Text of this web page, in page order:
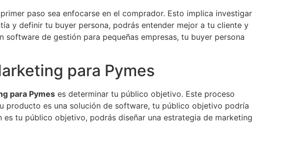
paso sea enfocarse en el comprador. Esto implica investigar
y definir tu buyer persona, podrás entender mejor a tu cliente y
de gestión para pequeñas empresas, tu buyer persona
para Pymes
para Pymes es determinar tu público objetivo. Este proceso
producto es una solución de software, tu público objetivo podría
tu público objetivo, podrás diseñar una estrategia de marketing